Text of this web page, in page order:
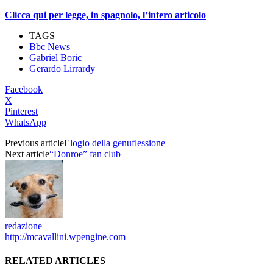
Clicca qui per legge, in spagnolo, l’intero articolo
TAGS
Bbc News
Gabriel Boric
Gerardo Lirrardy
Facebook
X
Pinterest
WhatsApp
Previous articleElogio della genuflessione
Next article“Donroe” fan club
redazione
http://mcavallini.wpengine.com
RELATED ARTICLES